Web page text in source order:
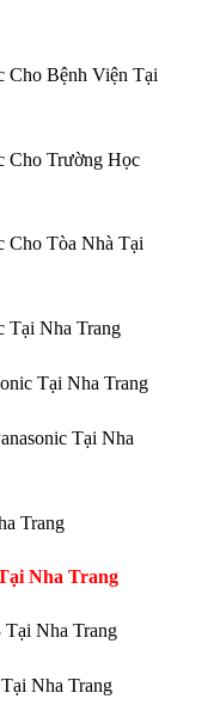
Cho Bệnh Viện Tại
Cho Trường Học
Cho Tòa Nhà Tại
Tại Nha Trang
Tại Nha Trang
Tại Nha
Trang
Nha Trang
Nha Trang
Nha Trang